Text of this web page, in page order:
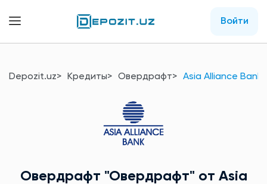
Войти
Depozit.uz Кредиты Овердрафт Asia Alliance Bank
Овердрафт "Овердрафт" от Asia